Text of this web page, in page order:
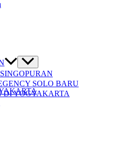
SOLO BARU
DI YOGYAKARTA